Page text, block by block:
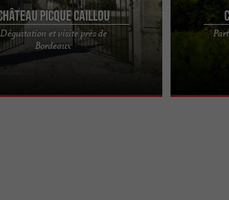
Picque Caillou
Dégustation et visite près de
Bordeaux
Caillou Situé aux portes de
Château Picque Caillou est l’un des
Un lieu